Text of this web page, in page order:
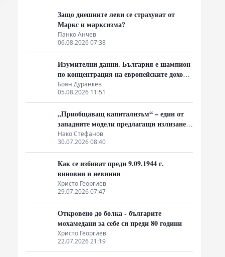
Защо днешните леви се страхуват от
Маркс и марксизма?
Панко Анчев
06.08.2026 07:38
Изумителни данни. България е шампион
по концентрация на европейските доходи
в ръцете на най-богатия 1%, надминава
и САЩ
Боян Дуранкев
05.08.2026 11:51
„Приобщаващ капитализъм“ – един от
западните модели предлагащи излизане
от системата на неолиберализма
Нако Стефанов
30.07.2026 08:40
Как се избиват преди 9.09.1944 г.
виновни и невинни
Христо Георгиев
29.07.2026 07:47
Откровено до болка - българите
мохамедани за себе си преди 80 години
Христо Георгиев
22.07.2026 21:19